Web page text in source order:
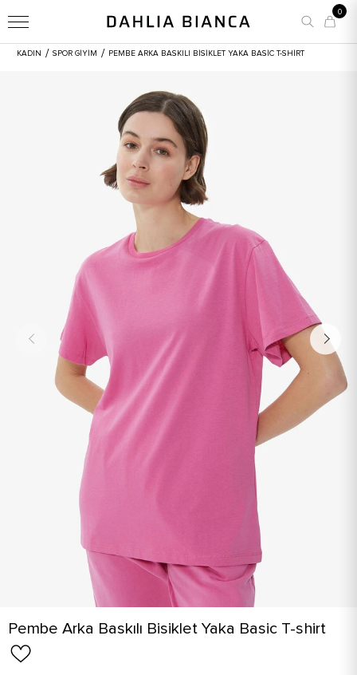
0
KADIN / SPOR GİYİM / PEMBE ARKA BASKILI BISIKLET YAKA BASIC T-SHIRT
Pembe Arka Baskılı Bisiklet Yaka Basic T-shirt